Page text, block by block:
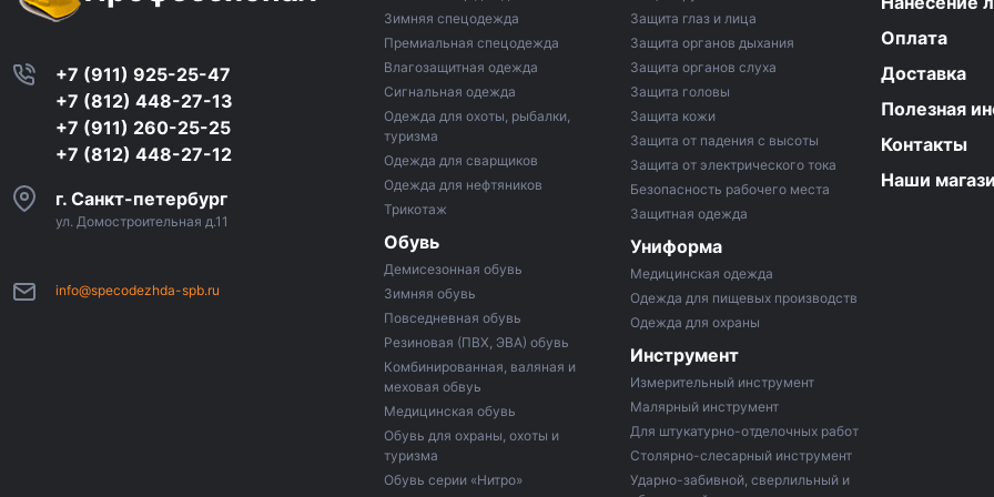
+7 (911) 925-25-47
+7 (812) 448-27-13
+7 (911) 260-25-25
+7 (812) 448-27-12
г. Санкт-петербург
ул. Домостроительная д.11
info@specodezhda-spb.ru
Зимняя спецодежда
Премиальная спецодежда
Влагозащитная одежда
Сигнальная одежда
Одежда для охоты, рыбалки,
туризма
Одежда для сварщиков
Одежда для нефтяников
Трикотаж
Обувь
Демисезонная обувь
Зимняя обувь
Повседневная обувь
Резиновая (ПВХ, ЭВА) обувь
Комбинированная, валяная и
меховая обвуь
Медицинская обувь
Обувь для охраны, охоты и
туризма
Обувь серии «Нитро»
Защита глаз и лица
Защита органов дыхания
Защита органов слуха
Защита головы
Защита кожи
Защита от падения с высоты
Защита от электрического тока
Безопасность рабочего места
Защитная одежда
Униформа
Медицинская одежда
Одежда для пищевых производств
Одежда для охраны
Инструмент
Измерительный инструмент
Малярный инструмент
Для штукатурно-отделочных работ
Столярно-слесарный инструмент
Ударно-забивной, сверлильный и
Оплата
Доставка
Полезная
Контакты
Наши